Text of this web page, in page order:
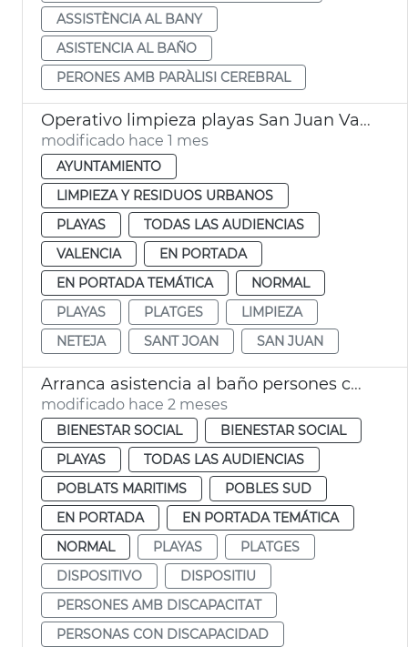
ASSISTÈNCIA AL BANY
ASISTENCIA AL BAÑO
PERONES AMB PARÀLISI CEREBRAL
Operativo limpieza playas San Juan València
modificado hace 1 mes
AYUNTAMIENTO
LIMPIEZA Y RESIDUOS URBANOS
PLAYAS
TODAS LAS AUDIENCIAS
VALENCIA
EN PORTADA
EN PORTADA TEMÁTICA
NORMAL
PLAYAS
PLATGES
LIMPIEZA
NETEJA
SANT JOAN SAN JUAN
Arranca asistencia al baño persones con discapacitado playas València
modificado hace 2 meses
BIENESTAR SOCIAL
BIENESTAR SOCIAL
PLAYAS
TODAS LAS AUDIENCIAS
POBLATS MARITIMS
POBLES SUD
EN PORTADA
EN PORTADA TEMÁTICA
NORMAL
PLAYAS
PLATGES
DISPOSITIVO
DISPOSITIU
PERSONES AMB DISCAPACITAT
PERSONAS CON DISCAPACIDAD